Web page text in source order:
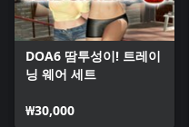
DOA6 땀투성이! 트레이
닝 웨어 세트
₩30,000